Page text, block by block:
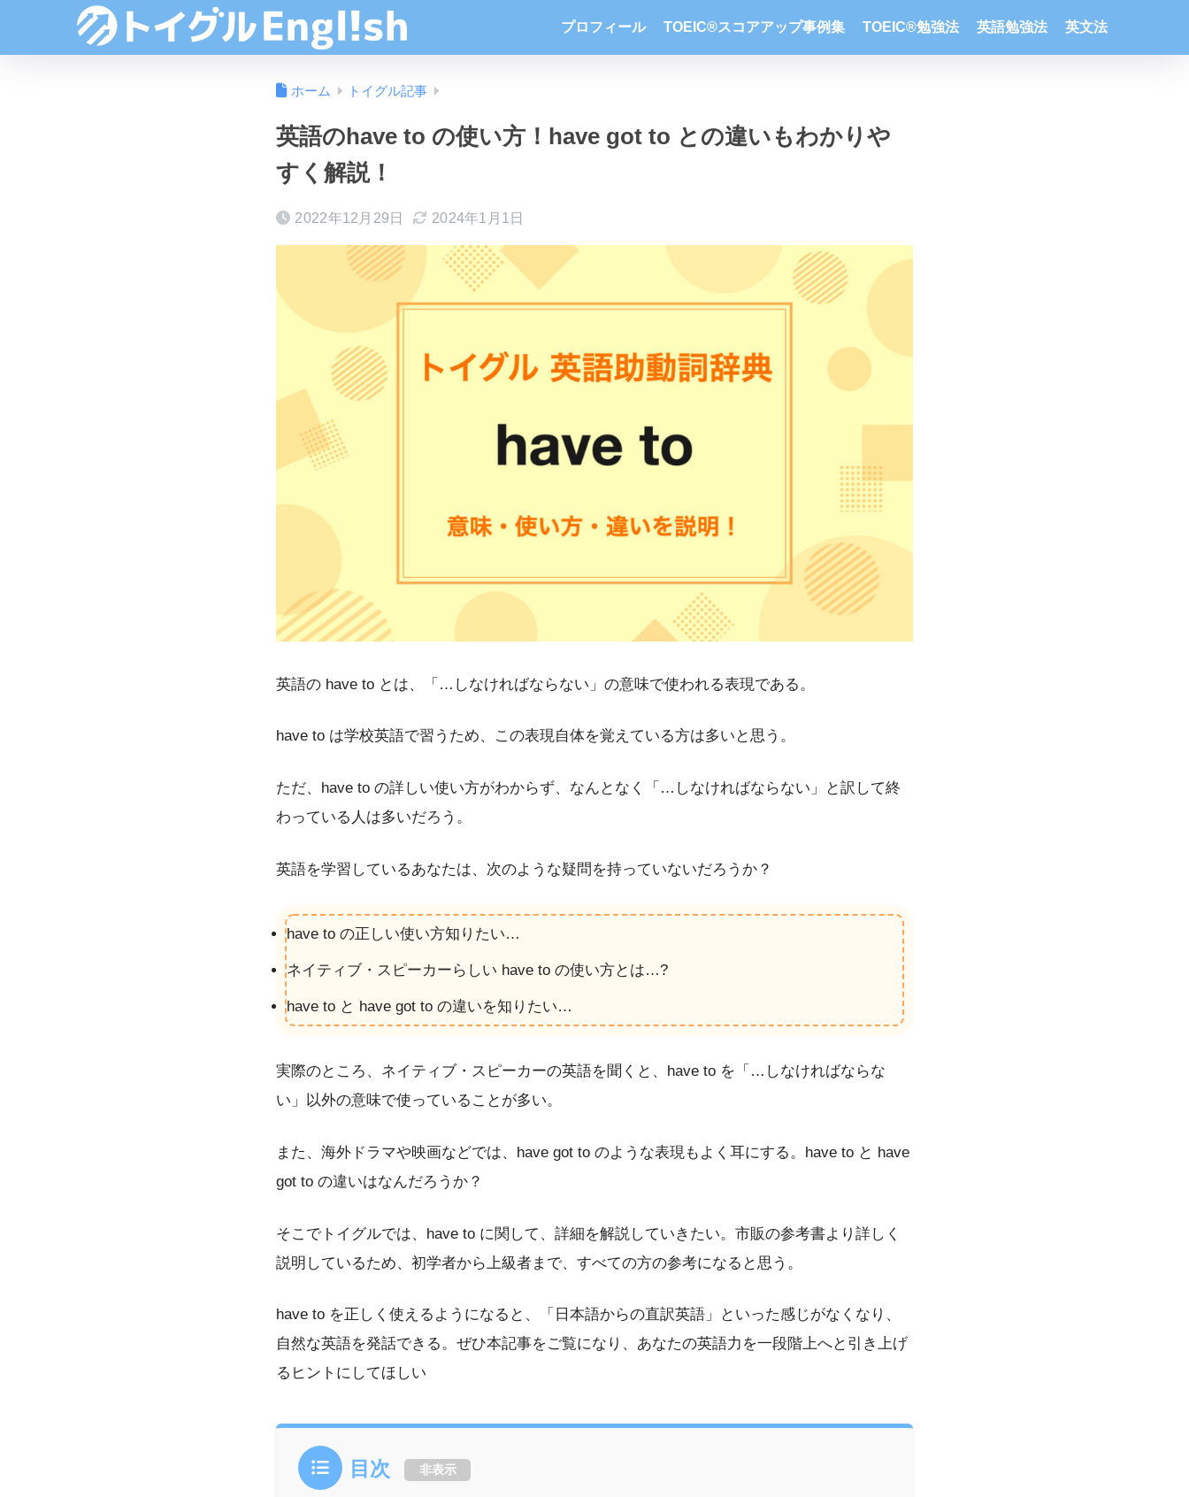
プロフィール TOEIC®スコアアップ事例集 TOEIC®勉強法 英語勉強法 英文法
ホーム トイグル記事
英語のhave to の使い方！have got to との違いもわかりや
すく解説！
2022年12月29日 2024年1月1日
英語の have to とは、「…しなければならない」の意味で使われる表現である。
have to は学校英語で習うため、この表現自体を覚えている方は多いと思う。
ただ、have to の詳しい使い方がわからず、なんとなく「…しなければならない」と訳して終
わっている人は多いだろう。
英語を学習しているあなたは、次のような疑問を持っていないだろうか？
have to の正しい使い方知りたい…
ネイティブ・スピーカーらしい have to の使い方とは…?
have to と have got to の違いを知りたい…
実際のところ、ネイティブ・スピーカーの英語を聞くと、have to を「…しなければならな
い」以外の意味で使っていることが多い。
また、海外ドラマや映画などでは、have got to のような表現もよく耳にする。have to と have
got to の違いはなんだろうか？
そこでトイグルでは、have to に関して、詳細を解説していきたい。市販の参考書より詳しく
説明しているため、初学者から上級者まで、すべての方の参考になると思う。
have to を正しく使えるようになると、「日本語からの直訳英語」といった感じがなくなり、
自然な英語を発話できる。ぜひ本記事をご覧になり、あなたの英語力を一段階上へと引き上げ
るヒントにしてほしい
目次 非表示